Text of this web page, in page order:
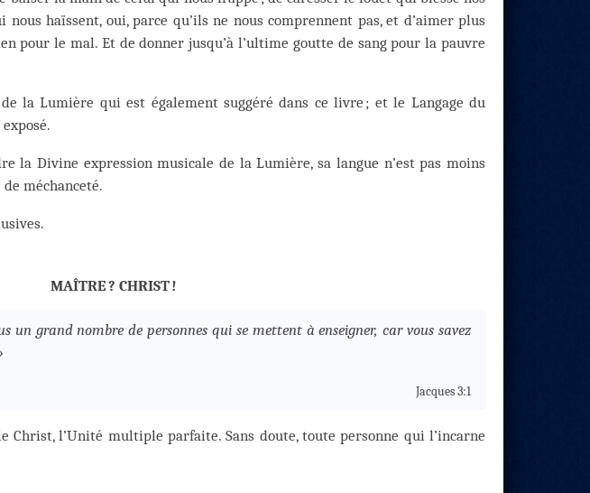
haïssent, oui, parce qu’ils ne nous comprennent pas, et d’aimer plus
pour le mal. Et de donner jusqu’à l’ultime goutte de sang pour la pauvre
la Lumière qui est également suggéré dans ce livre ; et le Langage du
la Divine expression musicale de la Lumière, sa langue n’est pas moins
méchanceté.
MAÎTRE ? CHRIST !
un grand nombre de personnes qui se mettent à enseigner, car vous savez
Jacques 3:1
Christ, l’Unité multiple parfaite. Sans doute, toute personne qui l’incarne